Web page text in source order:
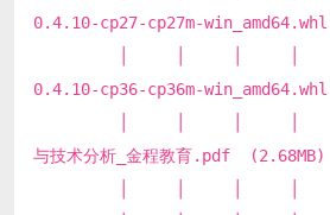
0.4.10-cp27-cp27m-
│ │ │ │ │
0.4.10-cp36-cp36m-
│ │ │ │ │
与技术分析_金程教育.pdf (2.68MB)
│ │ │ │ ├─ 量